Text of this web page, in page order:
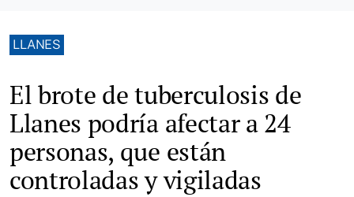
LLANES
El brote de tuberculosis de
Llanes podría afectar a 24
personas, que están
controladas y vigiladas